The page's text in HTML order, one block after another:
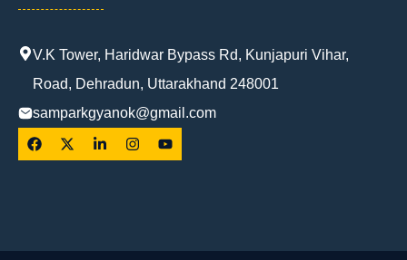
V.K Tower, Haridwar Bypass Rd, Kunjapuri Vihar,
Road, Dehradun, Uttarakhand 248001
samparkgyanok@gmail.com